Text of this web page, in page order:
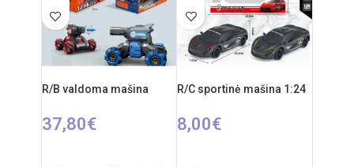
Reiklaingi elementai: 2xAA +
3xAAA
Rekomenduojamas amžius:
nuo 3 metų
Reiklaingi elementai: 2xAA
R/B valdoma mašina
37,80€
R/C sportinė mašina 1:24
8,00€